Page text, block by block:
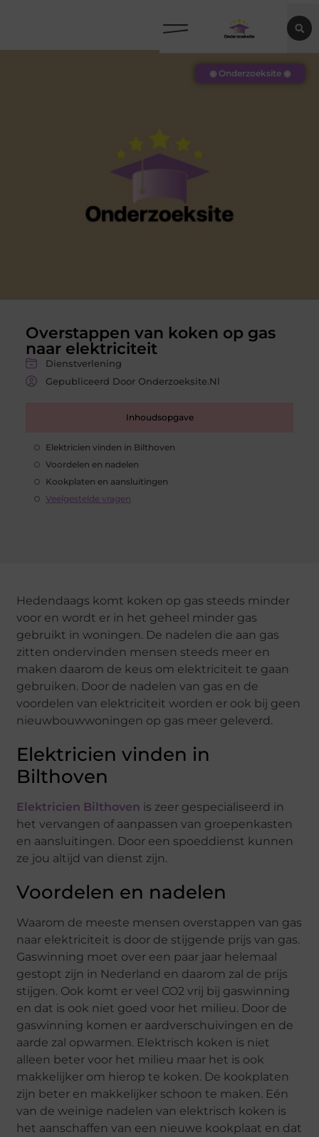
Overstappen van koken op gas
naar elektriciteit
Dienstverlening
Gepubliceerd Door Onderzoeksite.nl
Inhoudsopgave
Elektricien vinden in Bilthoven
Voordelen en nadelen
Kookplaten en aansluitingen
Veelgestelde vragen
◉ Onderzoeksite ◉
Hedendaags komt koken op gas steeds minder
voor en wordt er in het geheel minder gas
gebruikt in woningen. De nadelen die aan gas
zitten ondervinden mensen steeds meer en
maken daarom de keus om elektriciteit te gaan
gebruiken. Door de nadelen van gas en de
voordelen van elektriciteit worden er ook bij geen
nieuwbouwwoningen op gas meer geleverd.
Elektricien vinden in
Bilthoven
Elektricien Bilthoven is zeer gespecialiseerd in
het vervangen of aanpassen van groepenkasten
en aansluitingen. Door een spoeddienst kunnen
ze jou altijd van dienst zijn.
Voordelen en nadelen
Waarom de meeste mensen overstappen van gas
naar elektriciteit is door de stijgende prijs van gas.
Gaswinning moet over een paar jaar helemaal
gestopt zijn in Nederland en daarom zal de prijs
stijgen. Ook komt er veel CO2 vrij bij gaswinning
en dat is ook niet goed voor het milieu. Door de
gaswinning komen er aardverschuivingen en de
aarde zal opwarmen. Elektrisch koken is niet
alleen beter voor het milieu maar het is ook
makkelijker om hierop te koken. De kookplaten
zijn beter en makkelijker schoon te maken. Eén
van de weinige nadelen van elektrisch koken is
het aanschaffen van een nieuwe kookplaat en dat